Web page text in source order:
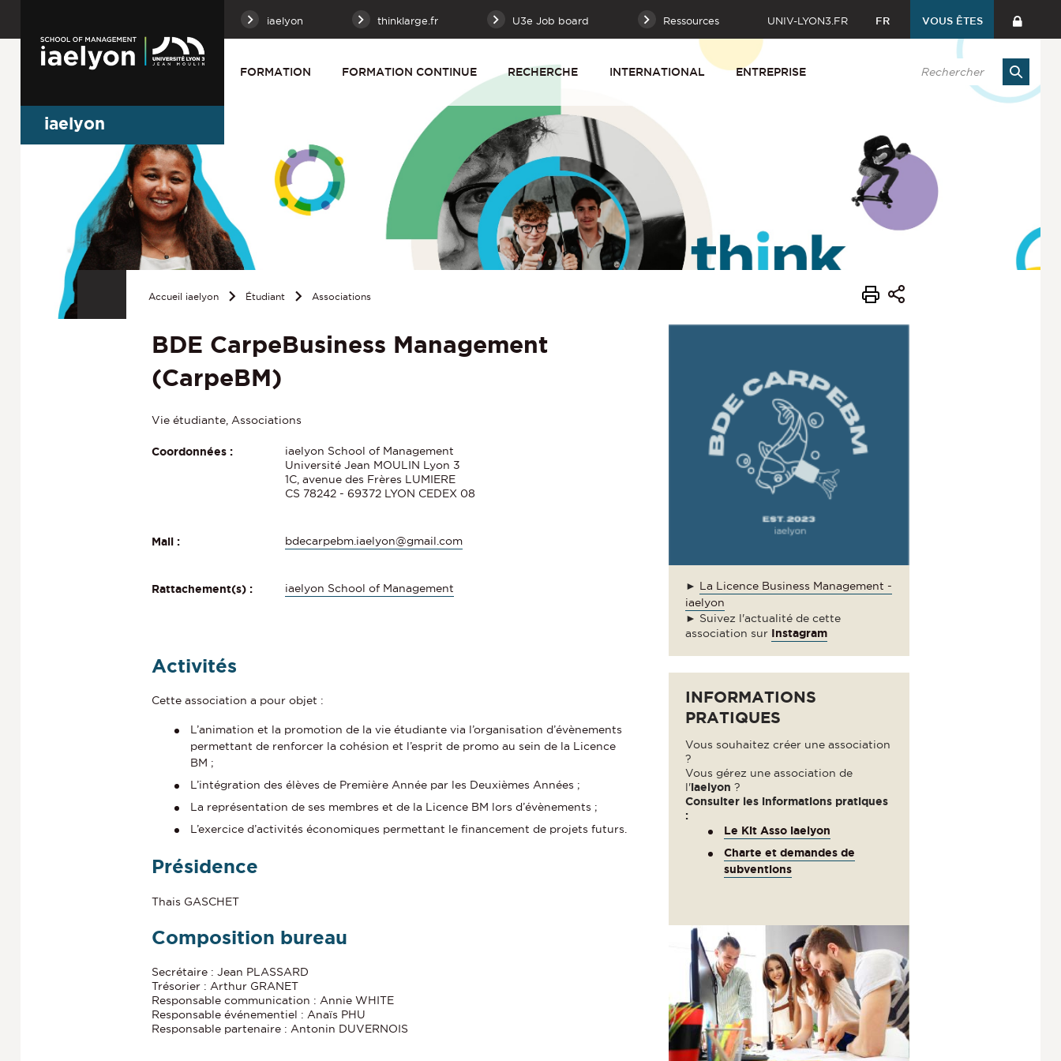
iaelyon thinklarge.fr U3e Job board Ressources UNIV-LYON3.FR FR VOUS ÊTES
FORMATION FORMATION CONTINUE RECHERCHE INTERNATIONAL ENTREPRISE
iaelyon
Accueil iaelyon Étudiant Associations
BDE CarpeBusiness Management
(CarpeBM)
Vie étudiante, Associations
Coordonnées :
iaelyon School of Management
Université Jean MOULIN Lyon 3
1C, avenue des Frères LUMIERE
CS 78242 - 69372 LYON CEDEX 08
Mail : bdecarpebm.iaelyon@gmail.com
Rattachement(s) : iaelyon School of Management
Activités
Cette association a pour objet :
L’animation et la promotion de la vie étudiante via l’organisation d’évènements
permettant de renforcer la cohésion et l’esprit de promo au sein de la Licence
BM ;
L’intégration des élèves de Première Année par les Deuxièmes Années ;
La représentation de ses membres et de la Licence BM lors d’évènements ;
L’exercice d’activités économiques permettant le financement de projets futurs.
Présidence
Thais GASCHET
Composition bureau
Secrétaire : Jean PLASSARD
Trésorier : Arthur GRANET
Responsable communication : Annie WHITE
Responsable événementiel : Anaïs PHU
Responsable partenaire : Antonin DUVERNOIS
► La Licence Business Management -
iaelyon
► Suivez l'actualité de cette
association sur Instagram
INFORMATIONS
PRATIQUES
Vous souhaitez créer une association
?
Vous gérez une association de
l'iaelyon ?
Consulter les informations pratiques
:
Le Kit Asso iaelyon
Charte et demandes de
subventions